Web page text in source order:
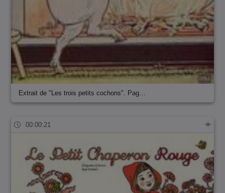
Extrait de "Les trois petits cochons". Pag…
00:00:21